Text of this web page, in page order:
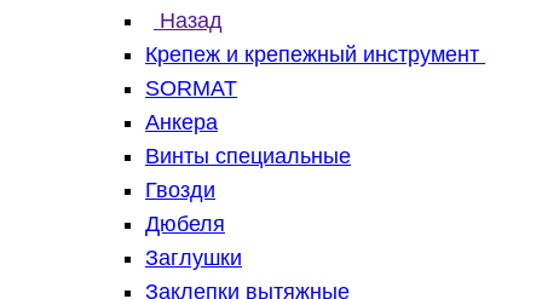
Назад
Крепеж и крепежный инструмент
SORMAT
Анкера
Винты специальные
Гвозди
Дюбеля
Заглушки
Заклепки вытяжные